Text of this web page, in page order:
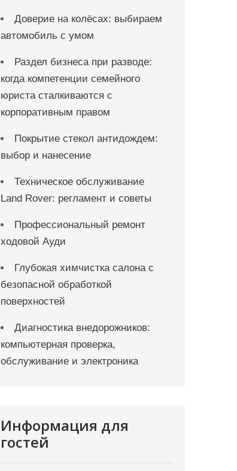
Доверие на колёсах: выбираем
автомобиль с умом
Раздел бизнеса при разводе:
когда компетенции семейного
юриста сталкиваются с
корпоративным правом
Покрытие стекол антидождем:
выбор и нанесение
Техническое обслуживание
Land Rover: регламент и советы
Профессиональный ремонт
ходовой Ауди
Глубокая химчистка салона с
безопасной обработкой
поверхностей
Диагностика внедорожников:
компьютерная проверка,
обслуживание и электроника
Информация для
гостей